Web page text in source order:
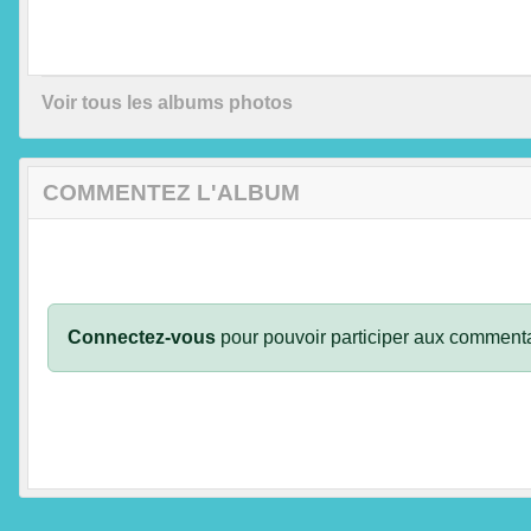
Voir tous les albums photos
COMMENTEZ L'ALBUM
Connectez-vous pour pouvoir participer aux